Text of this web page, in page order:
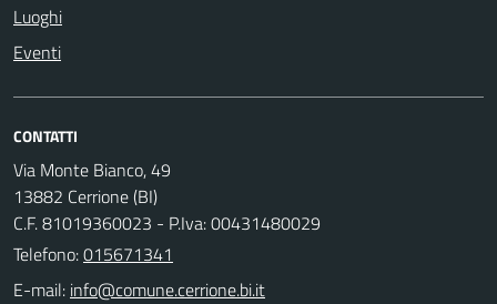
Luoghi
Eventi
CONTATTI
Via Monte Bianco, 49
13882 Cerrione (BI)
C.F. 81019360023 - P.Iva: 00431480029
Telefono:015671341
E-mail: